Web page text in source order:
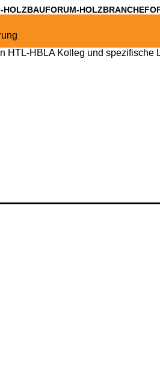
HOLZBAUFORUM-HOLZBRANCHE
HTL-HBLA Kolleg und spezifische